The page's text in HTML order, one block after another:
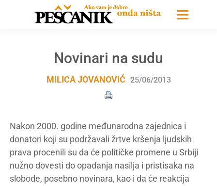
Novinari na sudu
MILICA JOVANOVIĆ 25/06/2013
Nakon 2000. godine međunarodna zajednica i
donatori koji su podržavali žrtve kršenja ljudskih
prava procenili su da će političke promene u Srbiji
nužno dovesti do opadanja nasilja i pristisaka na
slobode, posebno novinara, kao i da će reakcija